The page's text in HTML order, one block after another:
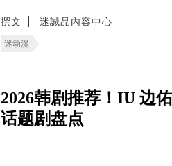
撰文 迷誠品內容中心
迷动漫
2026韩剧推荐！IU 边
话题剧盘点